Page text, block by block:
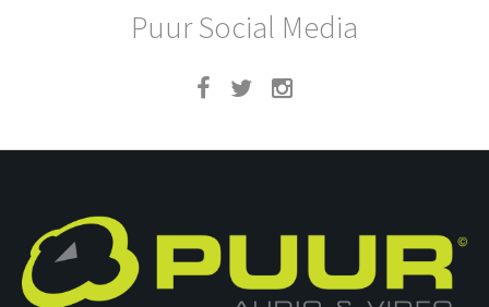
Puur Social Media